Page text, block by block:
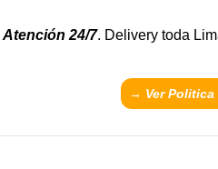
Atención 24/7. Delivery toda
→ Ver Politica